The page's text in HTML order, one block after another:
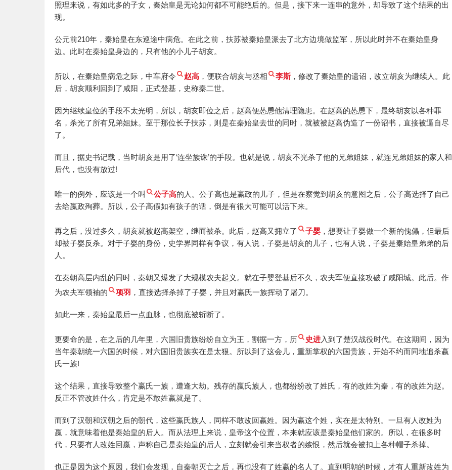
照理来说，有如此多的子女，秦始皇是无论如何都不可能绝后的。但是，接下来一连串的意外，却导致了这个结果的出
现。
公元前210年，秦始皇在东巡途中病危。在此之前，扶苏被秦始皇派去了北方边境做监军，所以此时并不在秦始皇身
边。此时在秦始皇身边的，只有他的小儿子胡亥。
所以，在秦始皇病危之际，中车府令 赵高 ，便联合胡亥与丞相 李斯，修改了秦始皇的遗诏，改立胡亥为继续人。此
后，胡亥顺利回到了咸阳，正式登基，史称秦二世。
因为继续皇位的手段不太光明，所以，胡亥即位之后，赵高便怂恿他清理隐患。在赵高的怂恿下，最终胡亥以各种罪
名，杀光了所有兄弟姐妹。至于那位长子扶苏，则是在秦始皇去世的同时，就被被赵高伪造了一份诏书，直接被逼自尽
了。
而且，据史书记载，当时胡亥是用了‘连坐族诛’的手段。也就是说，胡亥不光杀了他的兄弟姐妹，就连兄弟姐妹的家人和
后代，也没有放过!
唯一的例外，应该是一个叫 公子高的人。公子高也是嬴政的儿子，但是在察觉到胡亥的意图之后，公子高选择了自己
去给嬴政殉葬。所以，公子高假如有孩子的话，倒是有很大可能可以活下来。
再之后，没过多久，胡亥就被赵高架空，继而被杀。此后，赵高又拥立了 子婴 ，想要让子婴做一个新的傀儡，但最后
却被子婴反杀。对于子婴的身份，史学界同样有争议，有人说，子婴是胡亥的儿子，也有人说，子婴是秦始皇弟弟的后
人。
在秦朝高层内乱的同时，秦朝又爆发了大规模农夫起义。就在子婴登基后不久，农夫军便直接攻破了咸阳城。此后。作
为农夫军领袖的
项羽 ，直接选择杀掉了子婴，并且对嬴氏一族挥动了屠刀。
如此一来，秦始皇最后一点血脉，也彻底被斩断了。
更要命的是，在之后的几年里，六国旧贵族纷纷自立为王，割据一方，历 史进入到了楚汉战役时代。在这期间，因为
当年秦朝统一六国的时候，对六国旧贵族实在是太狠。所以到了这会儿，重新掌权的六国贵族，开始不约而同地追杀嬴
氏一族!
这个结果，直接导致整个嬴氏一族，遭逢大劫。残存的嬴氏族人，也都纷纷改了姓氏，有的改姓为秦，有的改姓为赵。
反正不管改姓什么，肯定是不敢姓嬴就是了。
而到了汉朝和汉朝之后的朝代，这些嬴氏族人，同样不敢改回嬴姓。因为嬴这个姓，实在是太特别。一旦有人改姓为
嬴，就意味着他是秦始皇的后人。而从法理上来说，皇帝这个位置，本来就应该是秦始皇他们家的。所以，在很多时
代，只要有人改姓回嬴，声称自己是秦始皇的后人，立刻就会引来当权者的嫉恨，然后就会被扣上各种帽子杀掉。
也正是因为这个原因，我们会发现，自秦朝灭亡之后，再也没有了姓嬴的名人了。直到明朝的时候，才有人重新改姓为